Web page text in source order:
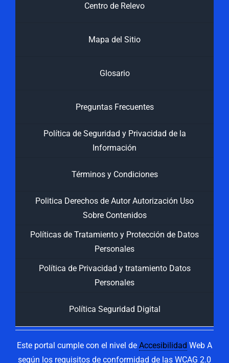
Centro de Relevo
Mapa del Sitio
Glosario
Preguntas Frecuentes
Política de Seguridad y Privacidad de la
Información
Términos y Condiciones
Politica Derechos de Autor Autorización Uso
Sobre Contenidos
Políticas de Tratamiento y Protección de Datos
Personales
Política de Privacidad y tratamiento Datos
Personales
Política Seguridad Digital
Este portal cumple con el nivel de Accesibilidad Web A
según los requisitos de conformidad de las WCAG 2.0